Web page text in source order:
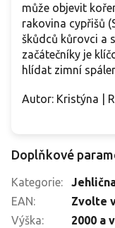
může objevit
rakovina cypřišů
škůdců kůrovci a
začátečníky je
hlídat zimní
Autor: Kristýna |
Doplňkové
Kategorie:
EAN:
Zvolte
Výška:
2000 a